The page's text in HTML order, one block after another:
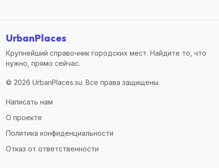
UrbanPlaces
Крупнейший справочник городских мест. Найдите то, что
нужно, прямо сейчас.
© 2026 UrbanPlaces.su. Все права защищены.
Написать нам
О проекте
Политика конфиденциальности
Отказ от ответственности